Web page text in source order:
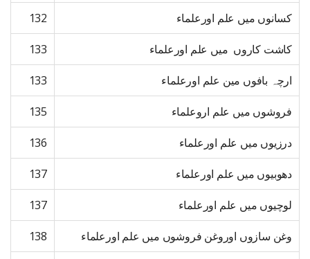
کسانوں میں علم اورعلماء 132
کاشت کاروں میں علم اورعلماء 133
ارچہ بافوں مین علم اورعلماء 133
فروشوں میں علم اروعلماء 135
درزیوں میں علم اورعلماء 136
دھوبیوں میں علم اورعلماء 137
لوچیوں میں علم اورعلماء 137
وغن سازوں اوروغن فروشوں میں علم اورعلماء 138